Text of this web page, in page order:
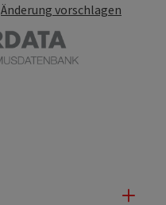
Änderung vorschlagen